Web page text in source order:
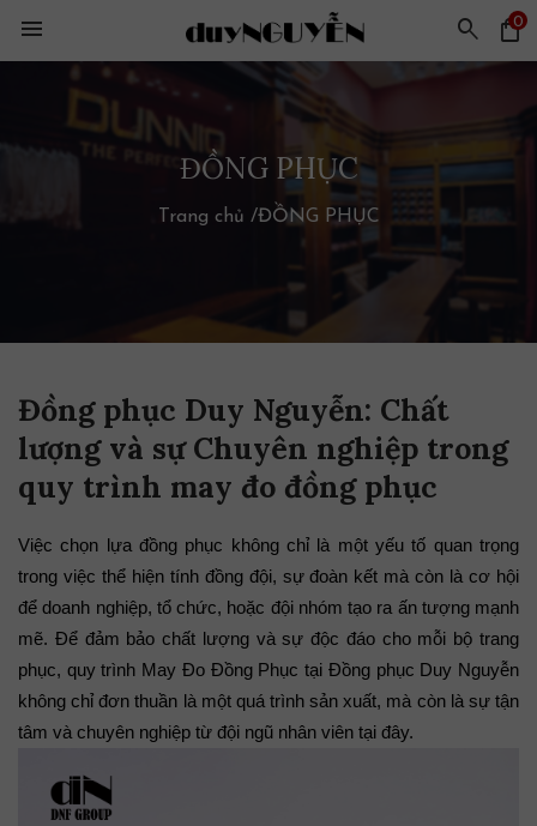
menu search shopping_bag
0
ĐỒNG PHỤC
Trang chủ /ĐỒNG PHỤC
Đồng phục Duy Nguyễn: Chất
lượng và sự Chuyên nghiệp trong
quy trình may đo đồng phục
Việc chọn lựa đồng phục không chỉ là một yếu tố quan trọng
trong việc thể hiện tính đồng đội, sự đoàn kết mà còn là cơ hội
để doanh nghiệp, tổ chức, hoặc đội nhóm tạo ra ấn tượng mạnh
mẽ. Để đảm bảo chất lượng và sự độc đáo cho mỗi bộ trang
phục, quy trình May Đo Đồng Phục tại Đồng phục Duy Nguyễn
không chỉ đơn thuần là một quá trình sản xuất, mà còn là sự tận
tâm và chuyên nghiệp từ đội ngũ nhân viên tại đây.